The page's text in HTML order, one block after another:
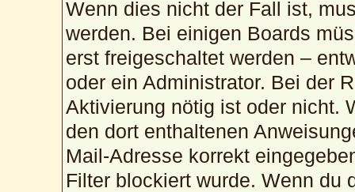
Wenn dies nicht der Fall ist,
werden. Bei einigen Boards
erst freigeschaltet werden –
oder ein Administrator. Bei der
Aktivierung nötig ist oder nicht.
den dort enthaltenen
Mail-Adresse korrekt
Filter blockiert wurde. Wenn du